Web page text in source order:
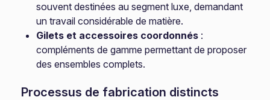
souvent destinées au segment luxe, demandant
un travail considérable de matière.
Gilets et accessoires coordonnés :
compléments de gamme permettant de proposer
des ensembles complets.
Processus de fabrication distincts